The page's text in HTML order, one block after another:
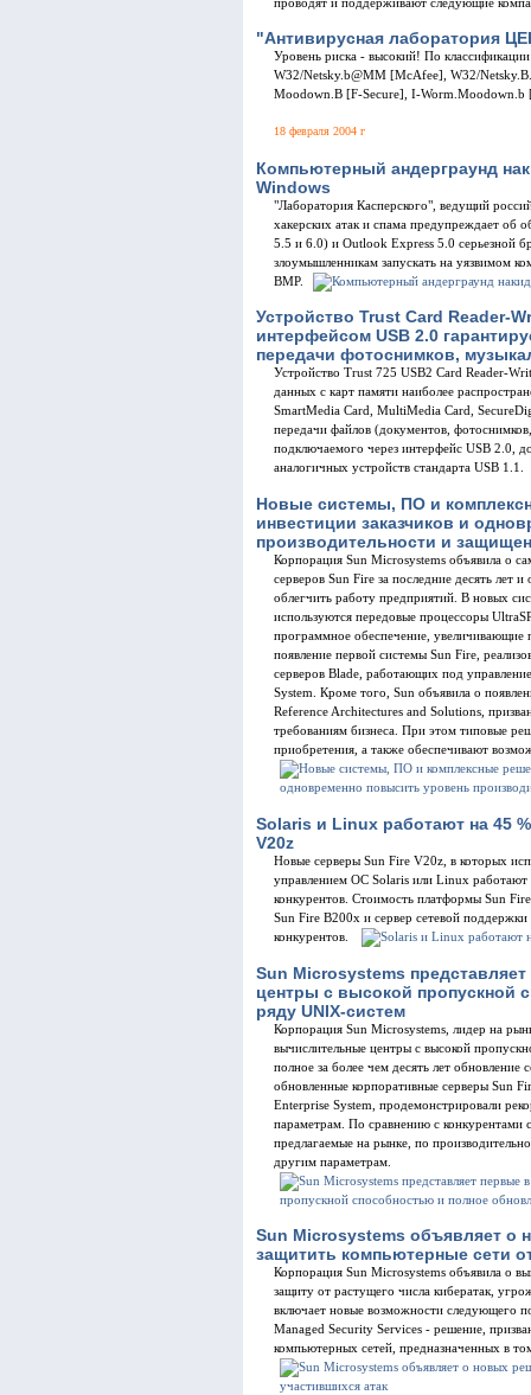
"Антивирусная лаборатория
Уровень риска - высокий! По
W32/Netsky.b@MM [McAfee], W32/
Moodown.B [F-Secure], I-Worm.Moodown.b
18 февраля 2004 г
Компьютерный андерграунд
Windows
"Лаборатория Касперского", ведущий
хакерских атак и спама предупреждает об
5.5 и 6.0) и Outlook Express 5.0 серьезной
злоумышленникам запускать на уязвимом
BMP.
Устройство Trust Card Reader-
интерфейсом USB 2.0
передачи фотоснимков,
Устройство Trust 725 USB2 Card Reader-
данных с карт памяти наиболее
SmartMedia Card, MultiMedia Card,
передачи файлов (документов,
подключаемого через интерфейс USB 2.0,
аналогичных устройств стандарта USB 1.1.
Новые системы, ПО и
инвестиции заказчиков и
производительности и
Корпорация Sun Microsystems объявила о
серверов Sun Fire за последние десять лет
облегчить работу предприятий. В новых
используются передовые процессоры
программное обеспечение, увеличивающие
появление первой системы Sun Fire,
серверов Blade, работающих под
System. Кроме того, Sun объявила о
Reference Architectures and Solutions,
требованиям бизнеса. При этом типовые
приобретения, а также обеспечивают
Solaris и Linux работают на 45
V20z
Новые серверы Sun Fire V20z, в которых
управлением ОС Solaris или Linux
конкурентов. Стоимость платформы Sun
Sun Fire B200x и сервер сетевой
конкурентов.
Sun Microsystems
центры с высокой пропускной
ряду UNIX-систем
Корпорация Sun Microsystems, лидер на
вычислительные центры с высокой
полное за более чем десять лет обновление
обновленные корпоративные серверы Sun
Enterprise System, продемонстрировали
параметрам. По сравнению с конкурентами
предлагаемые на рынке, по
другим параметрам.
Sun Microsystems объявляет о
защитить компьютерные сети
Корпорация Sun Microsystems объявила о
защиту от растущего числа кибератак,
включает новые возможности следующего
Managed Security Services - решение,
компьютерных сетей, предназначенных в